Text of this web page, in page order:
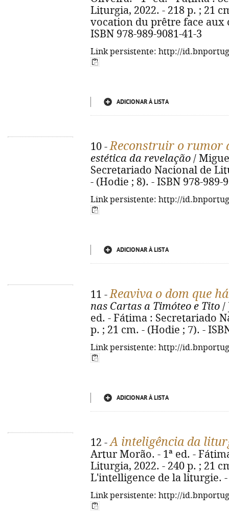
Liturgia, 2022. - 218 p. ; 21
vocation du prêtre face aux
ISBN 978-989-9081-41-3
Link persistente: http://
ADICIONAR À LISTA
10 -Reconstruir o rumor
estética da revelação /
Secretariado Nacional de
- (Hodie ; 8). - ISBN 978-989-
Link persistente: http://
ADICIONAR À LISTA
11 -Reaviva o dom que
nas Cartas a Timóteo e Tito /
ed. - Fátima : Secretariado
p. ; 21 cm. - (Hodie ; 7). -
Link persistente: http://
ADICIONAR À LISTA
12 -A inteligência da
Artur Morão. - 1ª ed. -
Liturgia, 2022. - 240 p. ; 21
L'intelligence de la liturgie. -
Link persistente: http://